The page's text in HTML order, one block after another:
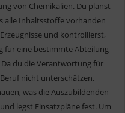
von Chemikalien. Du planst
alle Inhaltsstoffe vorhanden
und kontrollierst,
für eine bestimmte Abteilung
du die Verantwortung für
nicht unterschätzen.
was die Auszubildenden
legst Einsatzpläne fest. Um